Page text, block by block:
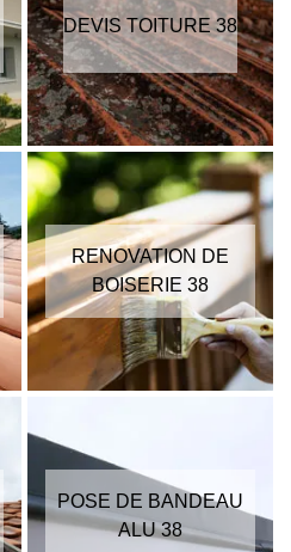
DEVIS TOITURE 38
RENOVATION DE
BOISERIE 38
POSE DE BANDEAU
ALU 38